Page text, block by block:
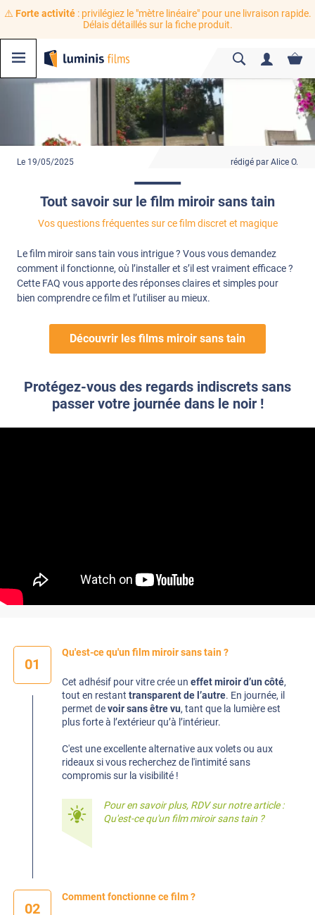
⚠️ Forte activité: privilégiez le "mètre linéaire" pour une livraison rapide.
Délais détaillés sur la fiche produit.
Le 19/05/2025 rédigé par Alice O.
Tout savoir sur le film miroir sans tain
Vos questions fréquentes sur ce film discret et magique
Le film miroir sans tain vous intrigue ? Vous vous demandez
comment il fonctionne, où l’installer et s’il est vraiment efficace ?
Cette FAQ vous apporte des réponses claires et simples pour
bien comprendre ce film et l’utiliser au mieux.
Découvrir les films miroir sans tain
Protégez-vous des regards indiscrets sans
passer votre journée dans le noir !
01
Qu'est-ce qu'un film miroir sans tain ?
Cet adhésif pour vitre crée uneffet miroir d’un côté,
tout en restanttransparent de l’autre. En journée, il
permet devoir sans être vu, tant que la lumière est
plus forte à l’extérieur qu’à l’intérieur.
C'est une excellente alternative aux volets ou aux
rideaux si vous recherchez de l'intimité sans
compromis sur la visibilité !
Pour en savoir plus, RDV sur notre article :
Qu'est-ce qu'un film miroir sans tain ?
02
Comment fonctionne ce film ?